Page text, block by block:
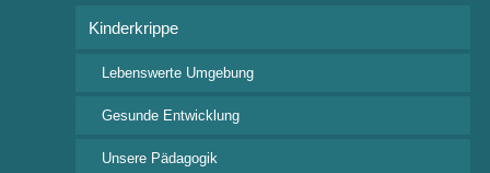
Kinderkrippe
Lebenswerte Umgebung
Gesunde Entwicklung
Unsere Pädagogik
Beitragsordnung